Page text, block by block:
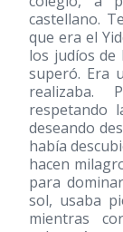
castellano.
que era el
los judíos de
superó. Era
realizaba.
respetando
deseando
había
hacen
para
sol, usaba
mientras